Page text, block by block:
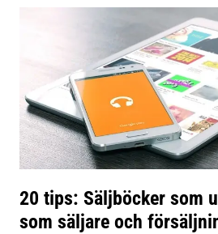
20 tips: Säljböcker som
som säljare och